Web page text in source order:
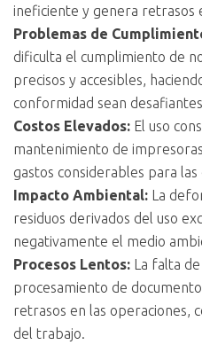
ineficiente y genera retrasos
Problemas de
dificulta el cumplimiento de
precisos y accesibles,
conformidad sean
Costos Elevados: El uso
mantenimiento de
gastos considerables para las
Impacto Ambiental: La
residuos derivados del uso
negativamente el medio
Procesos Lentos: La falta
procesamiento de
retrasos en las operaciones,
del trabajo.